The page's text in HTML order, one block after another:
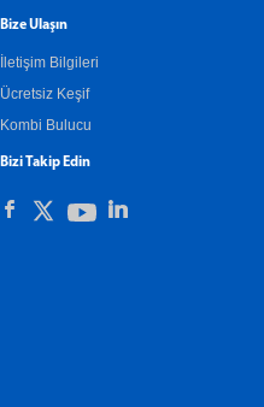
Bize Ulaşın
İletişim Bilgileri
Ücretsiz Keşif
Kombi Bulucu
Bizi Takip Edin